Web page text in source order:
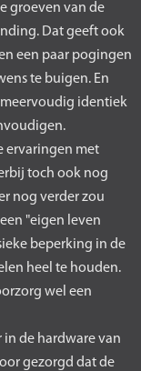
groeven van de
Dat geeft ook
een paar pogingen
te buigen. En
identiek
ervaringen met
toch ook nog
nog verder zou
"eigen leven
beperking in de
heel te houden.
wel een
in de hardware van
gezorgd dat de